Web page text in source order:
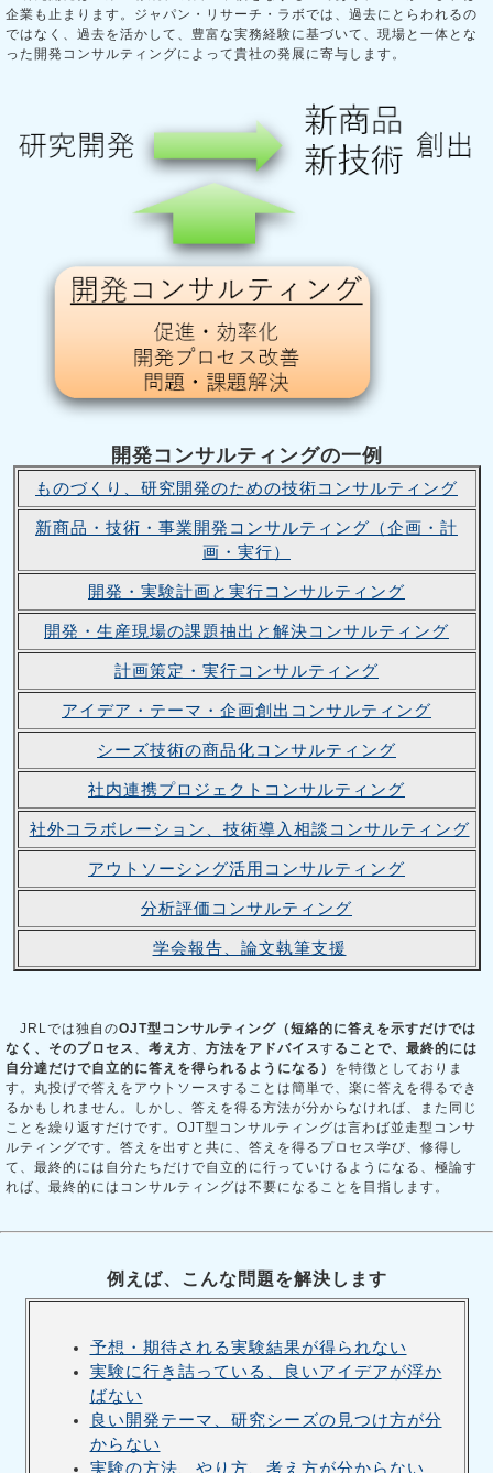
企業も止まります。ジャパン・リサーチ・ラボでは、過去にとらわれるの
ではなく、過去を活かして、豊富な実務経験に基づいて、現場と一体とな
った開発コンサルティングによって貴社の発展に寄与します。
開発コンサルティングの一例
ものづくり、研究開発のための技術コンサルティング
新商品・技術・事業開発コンサルティング（企画・計
画・実行）
開発・実験計画と実行コンサルティング
開発・生産現場の課題抽出と解決コンサルティング
計画策定・実行コンサルティング
アイデア・テーマ・企画創出コンサルティング
シーズ技術の商品化コンサルティング
社内連携プロジェクトコンサルティング
社外コラボレーション、技術導入相談コンサルティング
アウトソーシング活用コンサルティング
分析評価コンサルティング
学会報告、論文執筆支援
JRLでは独自のOJT型コンサルティング（短絡的に答えを示すだけでは
なく、そのプロセス 考え方 方法をアドバイスすることで、最終的には
自分達だけで自立的に答えを得られるようになる） を特徴としておりま
す。丸投げで答えをアウトソースすることは簡単で、楽に答えを得るでき
るかもしれません。しかし、答えを得る方法が分からなければ、また同じ
ことを繰り返すだけです。OJT型コンサルティングは言わば並走型コンサ
ルティングです。答えを出すと共に、答えを得るプロセス学び、修得し
て、最終的には自分たちだけで自立的に行っていけるようになる、極論す
れば、最終的にはコンサルティングは不要になることを目指します。
例えば、こんな問題を解決します
予想・期待される実験結果が得られない
実験に行き詰っている、良いアイデアが浮か
ばない
良い開発テーマ、研究シーズの見つけ方が分
からない
実験の方法、やり方、考え方が分からない